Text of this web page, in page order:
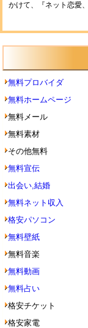
かけて、『ネット恋愛
無料プロバイダ
無料ホームページ
無料メール
無料素材
その他無料
無料宣伝
出会い,結婚
無料ネット収入
格安パソコン
無料壁紙
無料音楽
無料動画
無料占い
格安チケット
格安家電